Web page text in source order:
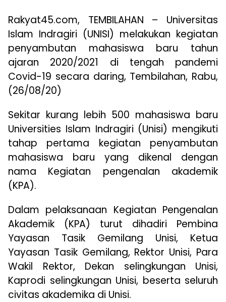
Rakyat45.com, TEMBILAHAN – Universitas
Islam Indragiri (UNISI) melakukan kegiatan
penyambutan mahasiswa baru tahun
ajaran 2020/2021 di tengah pandemi
Covid-19 secara daring, Tembilahan, Rabu,
(26/08/20)
Sekitar kurang lebih 500 mahasiswa baru
Universities Islam Indragiri (Unisi) mengikuti
tahap pertama kegiatan penyambutan
mahasiswa baru yang dikenal dengan
nama Kegiatan pengenalan akademik
(KPA).
Dalam pelaksanaan Kegiatan Pengenalan
Akademik (KPA) turut dihadiri Pembina
Yayasan Tasik Gemilang Unisi, Ketua
Yayasan Tasik Gemilang, Rektor Unisi, Para
Wakil Rektor, Dekan selingkungan Unisi,
Kaprodi selingkungan Unisi, beserta seluruh
civitas akademika di Unisi.